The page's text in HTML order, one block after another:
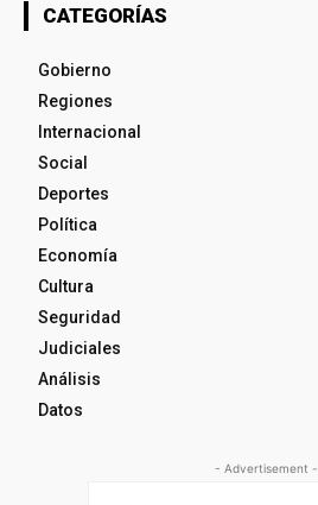
CATEGORÍAS
Gobierno
Regiones
Internacional
Social
Deportes
Política
Economía
Cultura
Seguridad
Judiciales
Análisis
Datos
- Advertisement -